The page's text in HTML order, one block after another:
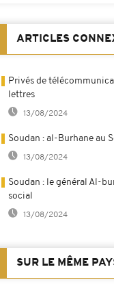
ARTICLES
Privés de
lettres
13/08/2024
Soudan : al-Burhane au
13/08/2024
Soudan : le général Al-
social
13/08/2024
SUR LE MÊME